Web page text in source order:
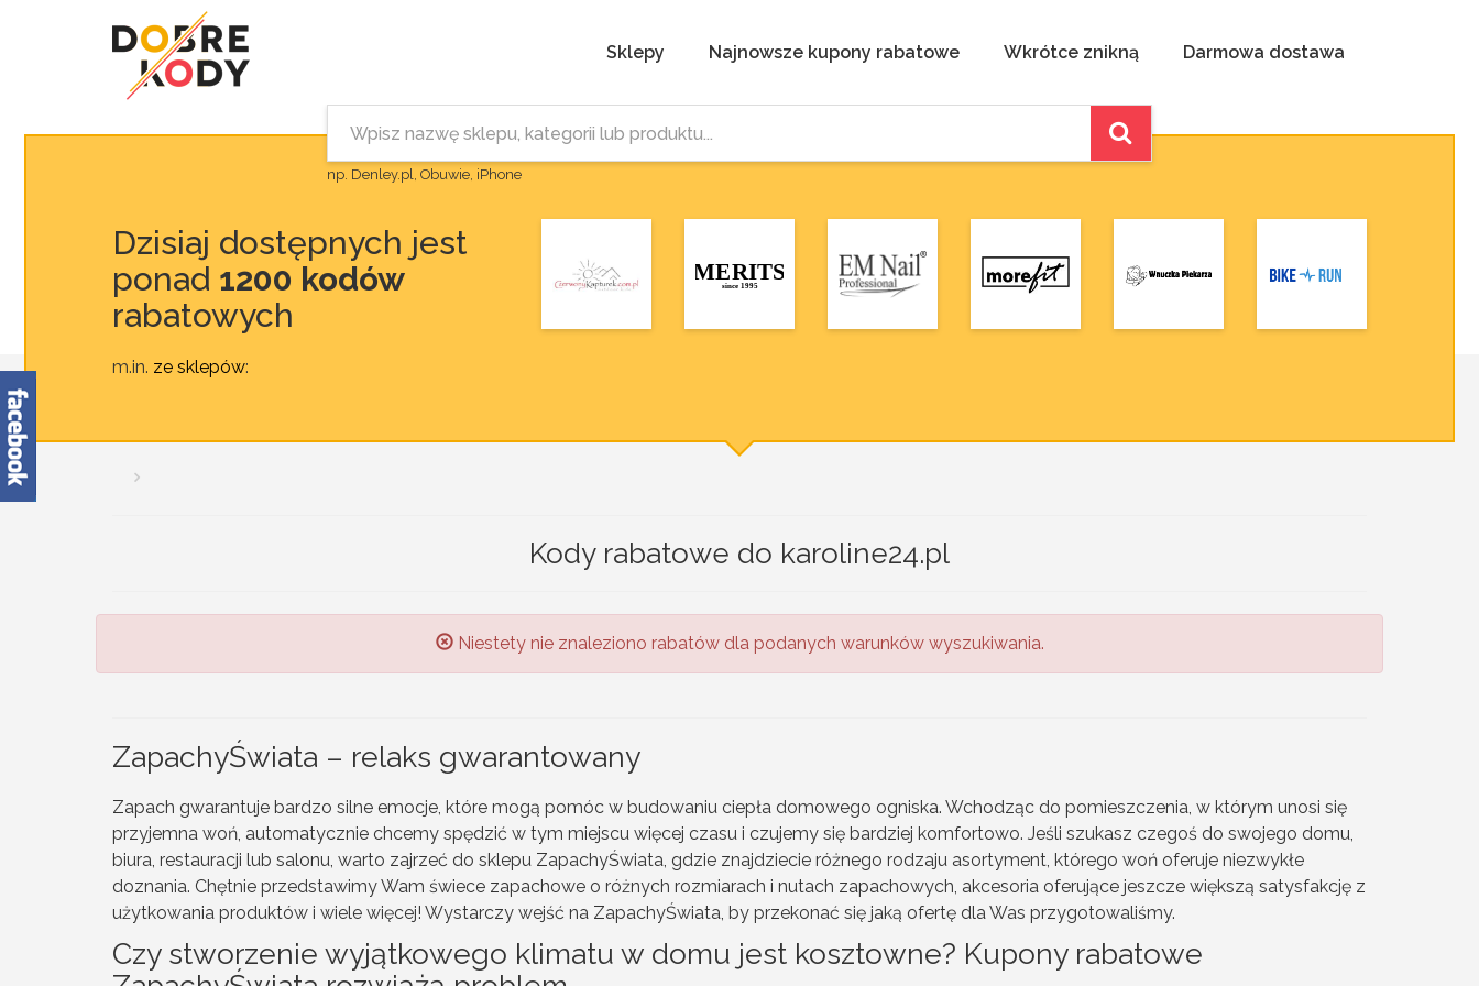
Sklepy Najnowsze kupony rabatowe Wkrótce znikną Darmowa dostawa
np. Denley.pl, Obuwie, iPhone
Dzisiaj dostępnych jest
ponad 1200 kodów
rabatowych
m.in. ze sklepów:
Kody rabatowe do karoline24.pl
Niestety nie znaleziono rabatów dla podanych warunków wyszukiwania.
ZapachyŚwiata – relaks gwarantowany
Zapach gwarantuje bardzo silne emocje, które mogą pomóc w budowaniu ciepła domowego ogniska. Wchodząc do pomieszczenia, w którym unosi się
przyjemna woń, automatycznie chcemy spędzić w tym miejscu więcej czasu i czujemy się bardziej komfortowo. Jeśli szukasz czegoś do swojego domu,
biura, restauracji lub salonu, warto zajrzeć do sklepu ZapachyŚwiata, gdzie znajdziecie różnego rodzaju asortyment, którego woń oferuje niezwykłe
doznania. Chętnie przedstawimy Wam świece zapachowe o różnych rozmiarach i nutach zapachowych, akcesoria oferujące jeszcze większą satysfakcję z
użytkowania produktów i wiele więcej! Wystarczy wejść na ZapachyŚwiata, by przekonać się jaką ofertę dla Was przygotowaliśmy.
Czy stworzenie wyjątkowego klimatu w domu jest kosztowne? Kupony rabatowe